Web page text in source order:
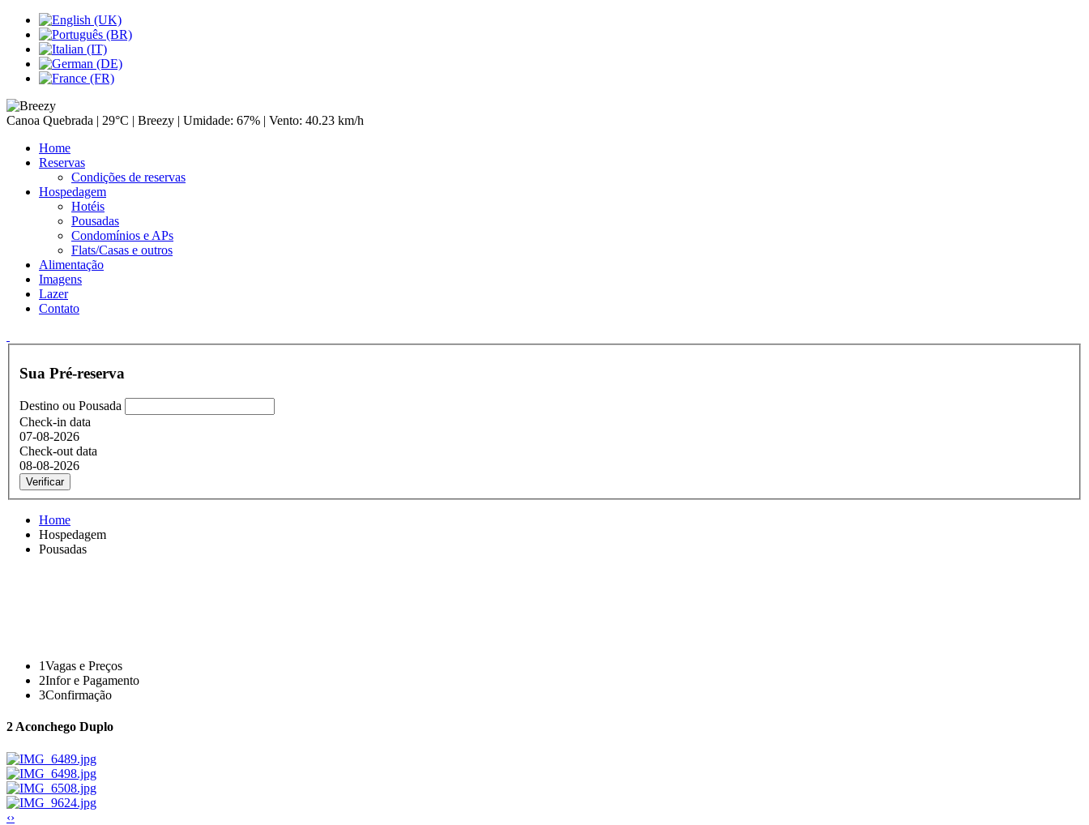
Canoa Quebrada | 29°C | Breezy | Umidade: 67% | Vento: 40.23 km/h
Home
Reservas
Condições de reservas
Hospedagem
Hotéis
Pousadas
Condomínios e APs
Flats/Casas e outros
Alimentação
Imagens
Lazer
Contato
Sua Pré-reserva
Destino ou Pousada
Check-in data
07-08-2026
Check-out data
08-08-2026
Verificar
Home
Hospedagem
Pousadas
1Vagas e Preços
2Infor e Pagamento
3Confirmação
2 Aconchego Duplo
‹›